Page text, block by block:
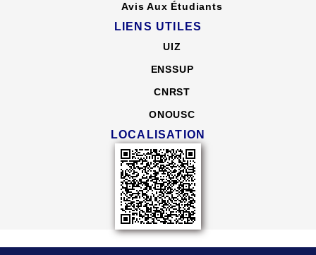
Avis Aux Étudiants
LIENS UTILES
UIZ
ENSSUP
CNRST
ONOUSC
LOCALISATION